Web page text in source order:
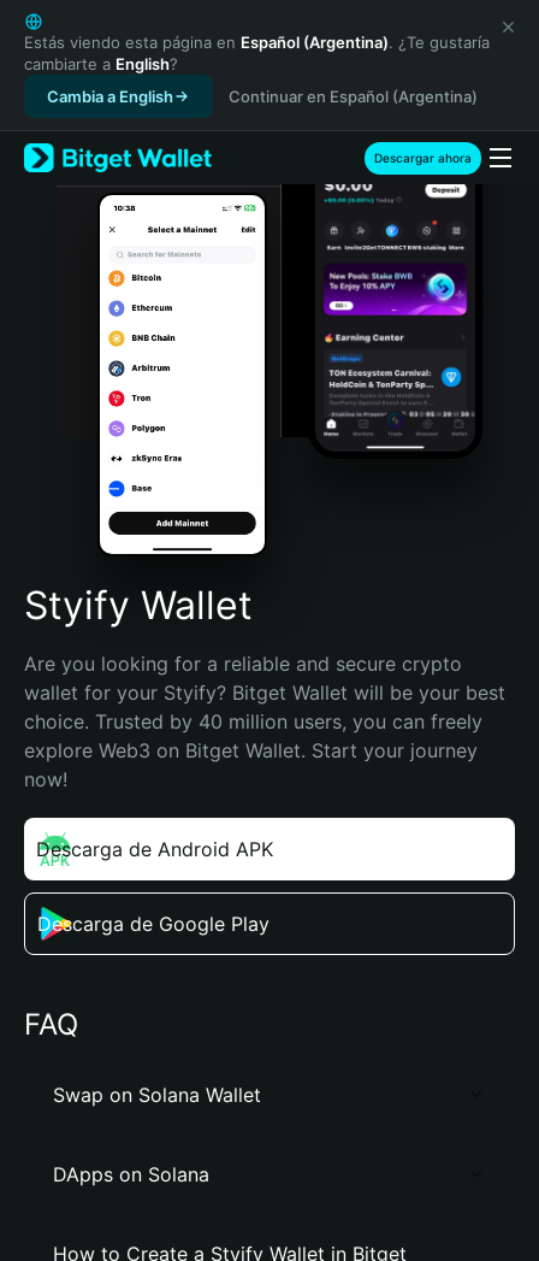
English
日本語
Tiếng Việt
Русский
Español (Latinoamérica)
Türkçe
Italiano
Português (Portugal)
Bahasa Indonesia
Português (Brasil)
Español (Argentina)
Estás viendo esta página en Español (Argentina). ¿Te gustaría
cambiarte a English?
Cambia a English
Continuar en Español (Argentina)
Descargar ahora
Styify Wallet
Are you looking for a reliable and secure crypto
wallet for your Styify? Bitget Wallet will be your best
choice. Trusted by 40 million users, you can freely
explore Web3 on Bitget Wallet. Start your journey
now!
Descarga de Android APK
Descarga de Google Play
FAQ
Swap on Solana Wallet
DApps on Solana
How to Create a Styify Wallet in Bitget